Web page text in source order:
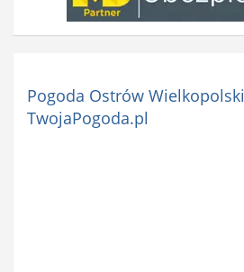
Pogoda Ostrów Wielkopolski
TwojaPogoda.pl